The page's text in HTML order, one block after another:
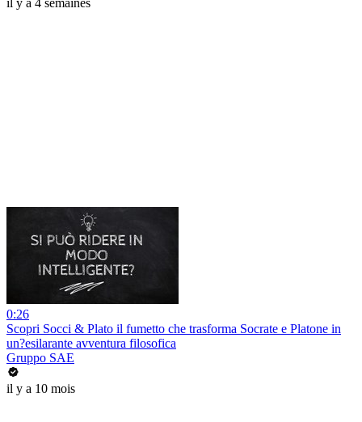
il y a 4 semaines
0:26
Scopri Socci & Plato il fumetto che trasforma Socrate e Platone in
un?esilarante avventura filosofica
Gruppo SAE
il y a 10 mois